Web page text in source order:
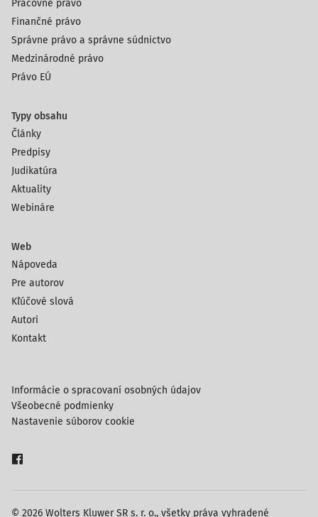
Pracovné právo
Finančné právo
Správne právo a správne súdnictvo
Medzinárodné právo
Právo EÚ
Typy obsahu
Články
Predpisy
Judikatúra
Aktuality
Webináre
Web
Nápoveda
Pre autorov
Kľúčové slová
Autori
Kontakt
© 2026 Wolters Kluwer SR s. r. o., všetky práva vyhradené
Informácie o spracovaní osobných údajov
Všeobecné podmienky
Nastavenie súborov cookie